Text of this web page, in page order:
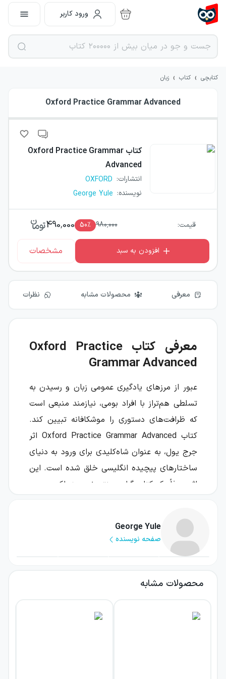
ورود کاربر
کتابچی › کتاب › زبان
Oxford Practice Grammar Advanced
کتاب Oxford Practice Grammar
Advanced
انتشارات:
OXFORD
نویسنده:
George Yule
قیمت: 980,000
50٪ 490,000
افزودن به سبد مشخصات
معرفی محصولات مشابه نظرات
معرفی کتاب Oxford Practice
Grammar Advanced
عبور از مرزهای یادگیری عمومی زبان و رسیدن به
تسلطی هم‌تراز با افراد بومی، نیازمند منبعی است
که ظرافت‌های دستوری را موشکافانه تبیین کند.
کتاب Oxford Practice Grammar Advanced اثر
جرج یول، به عنوان شاه‌کلیدی برای ورود به دنیای
ساختارهای پیچیده انگلیسی خلق شده است. این
اثر صرفاً یک کتاب گرامر سنتی نیست؛ بلکه مرجعی
قواعد مشابه را آشکار می‌سازد. با مطالعه این جلد،
زبان‌آموزان از یادگیری سطحی عبور کرده و به درکی
عمیق از منطق زبان دست می‌یابند که برای تولید
معماری آموزشی این مرجع معتبر بر پایه یک
انتخابی را فراهم می‌آورد. هر فصل با تشریح دقیق
George Yule
صفحه نویسنده
محصولات مشابه